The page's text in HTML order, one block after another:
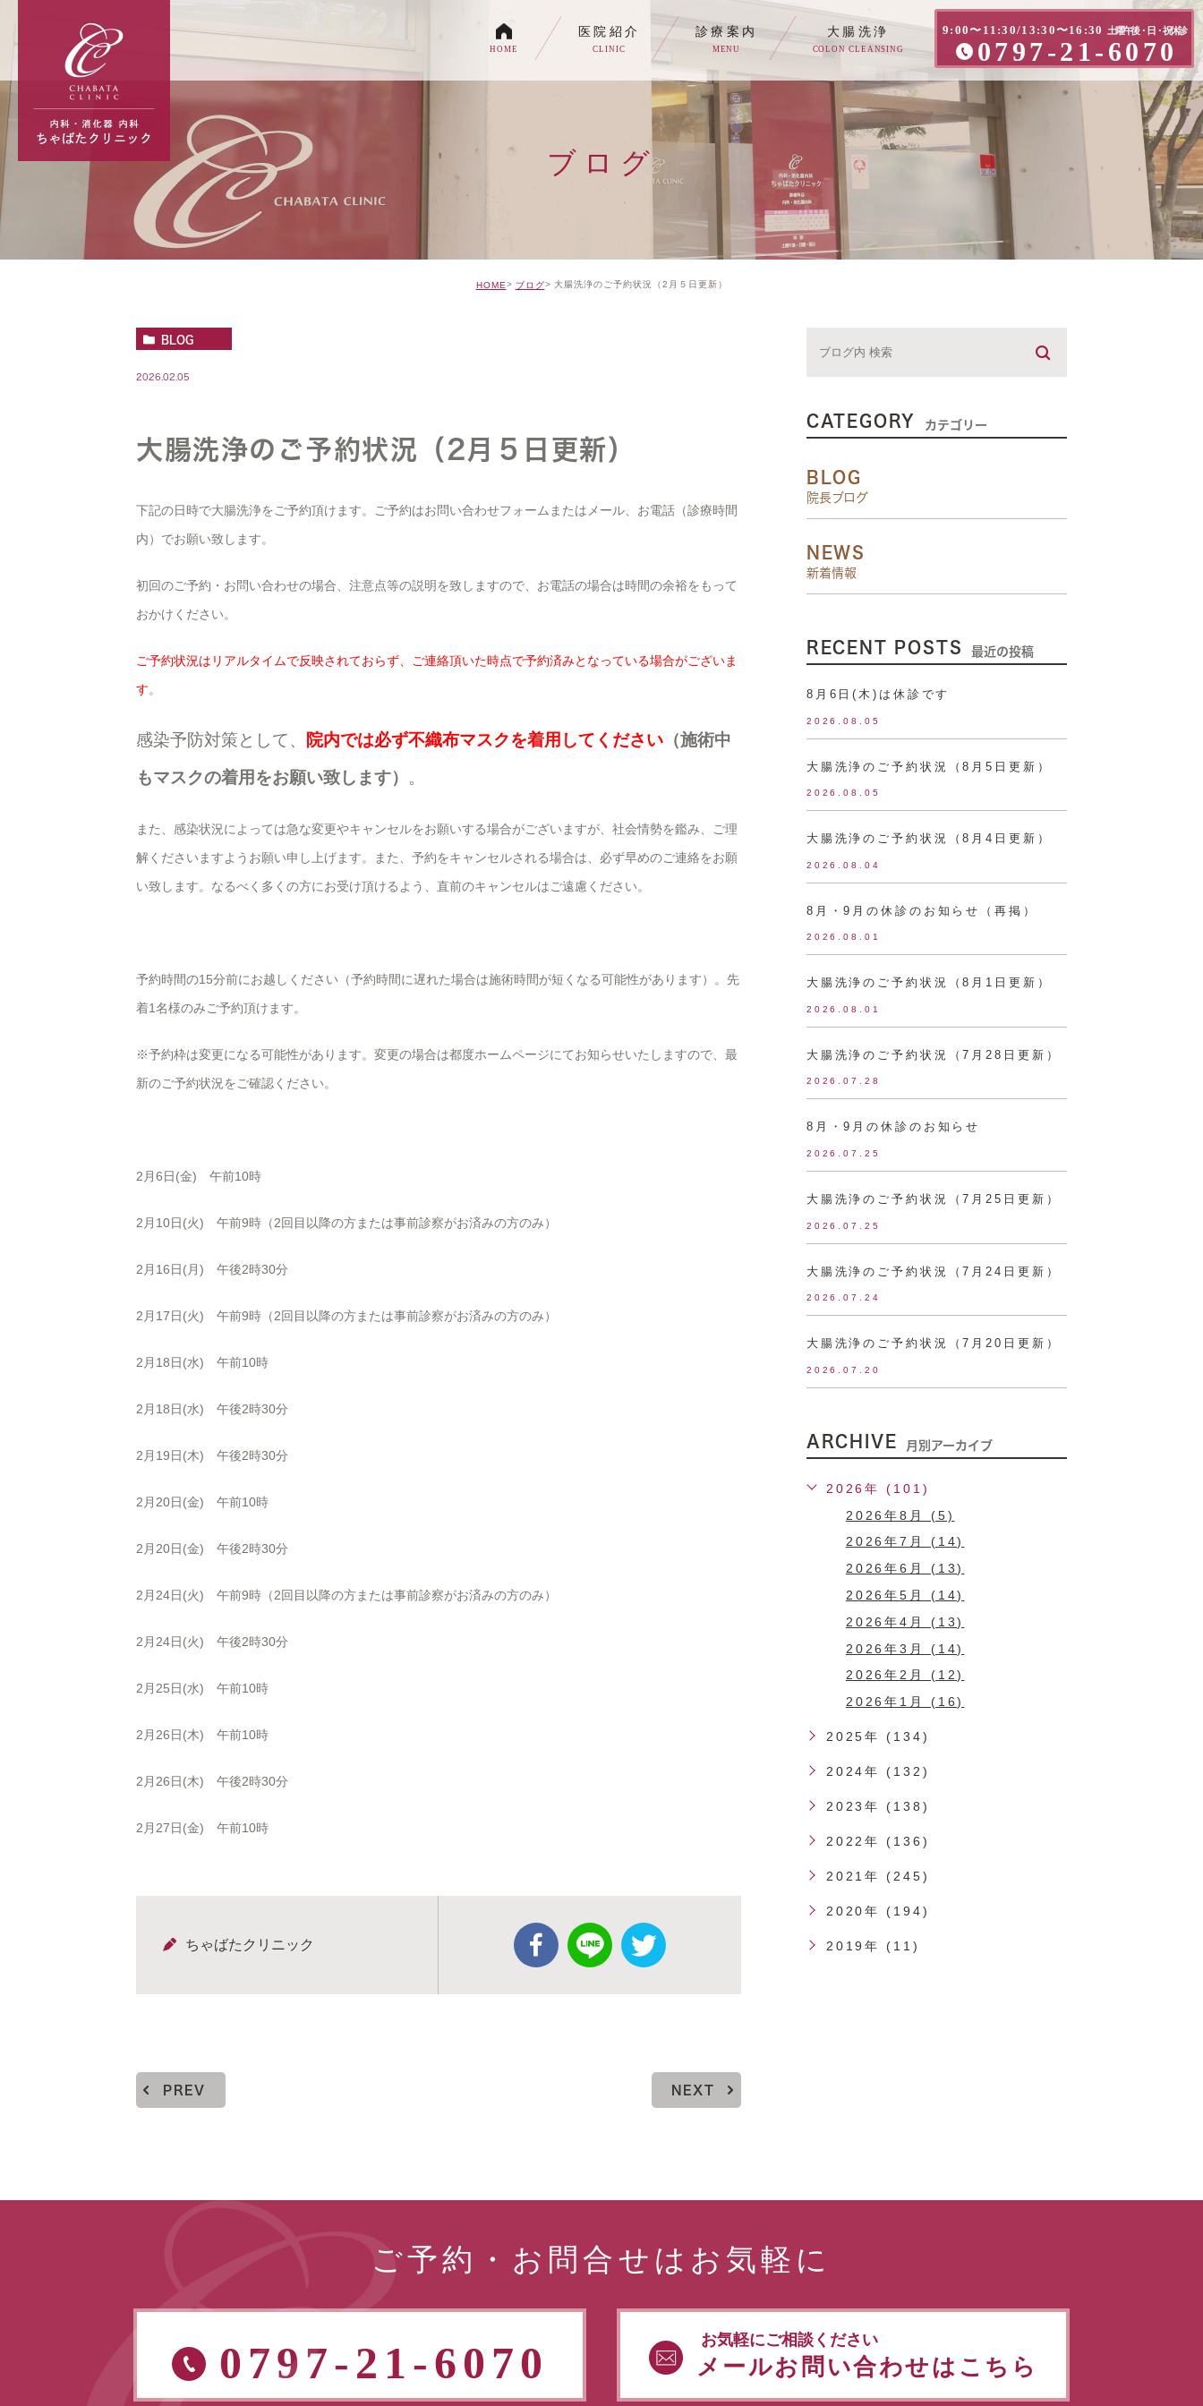
9:00〜11:30/13:30〜16:30 土曜午後・日・祝休診
0797-21-6070
HOME
医院紹介
CLINIC
診療案内
MENU
各種内視鏡検査について
生活習慣病
消化器内科・内科
トイレの症状でお悩みの方へ
大腸洗浄
COLON CLEANSING
ブログ
HOME ブログ 大腸洗浄のご予約状況（2月５日更新）
BLOG
2026.02.05
大腸洗浄のご予約状況（2月５日更新）
下記の日時で大腸洗浄をご予約頂けます。ご予約はお問い合わせフォームまたはメール、お電話（診療時間
内）でお願い致します。
初回のご予約・お問い合わせの場合、注意点等の説明を致しますので、お電話の場合は時間の余裕をもって
おかけください。
ご予約状況はリアルタイムで反映されておらず、ご連絡頂いた時点で予約済みとなっている場合がございま
す。
感染予防対策として、 院内では必ず不織布マスクを着用してください （施術中
もマスクの着用をお願い致します） 。
また、感染状況によっては急な変更やキャンセルをお願いする場合がございますが、社会情勢を鑑み、ご理
解くださいますようお願い申し上げます。また、予約をキャンセルされる場合は、必ず早めのご連絡をお願
い致します。なるべく多くの方にお受け頂けるよう、直前のキャンセルはご遠慮ください。
予約時間の15分前にお越しください（予約時間に遅れた場合は施術時間が短くなる可能性があります）。先
着1名様のみご予約頂けます。
※予約枠は変更になる可能性があります。変更の場合は都度ホームページにてお知らせいたしますので、最
新のご予約状況をご確認ください。
2月6日(金) 午前10時
2月10日(火) 午前9時（2回目以降の方または事前診察がお済みの方のみ）
2月16日(月) 午後2時30分
2月17日(火) 午前9時（2回目以降の方または事前診察がお済みの方のみ）
2月18日(水) 午前10時
2月18日(水) 午後2時30分
2月19日(木) 午後2時30分
2月20日(金) 午前10時
2月20日(金) 午後2時30分
2月24日(火) 午前9時（2回目以降の方または事前診察がお済みの方のみ）
2月24日(火) 午後2時30分
2月25日(水) 午前10時
2月26日(木) 午前10時
2月26日(木) 午後2時30分
2月27日(金) 午前10時
ちゃばたクリニック
PREV NEXT
CATEGORY カテゴリー
BLOG
院長ブログ
NEWS
新着情報
RECENT POSTS 最近の投稿
8月6日(木)は休診です
2026.08.05
大腸洗浄のご予約状況（8月5日更新）
2026.08.05
大腸洗浄のご予約状況（8月4日更新）
2026.08.04
8月・9月の休診のお知らせ（再掲）
2026.08.01
大腸洗浄のご予約状況（8月1日更新）
2026.08.01
大腸洗浄のご予約状況（7月28日更新）
2026.07.28
8月・9月の休診のお知らせ
2026.07.25
大腸洗浄のご予約状況（7月25日更新）
2026.07.25
大腸洗浄のご予約状況（7月24日更新）
2026.07.24
大腸洗浄のご予約状況（7月20日更新）
2026.07.20
ARCHIVE 月別アーカイブ
2026年 (101)
2026年8月 (5)
2026年7月 (14)
2026年6月 (13)
2026年5月 (14)
2026年4月 (13)
2026年3月 (14)
2026年2月 (12)
2026年1月 (16)
2025年 (134)
2024年 (132)
2023年 (138)
2022年 (136)
2021年 (245)
2020年 (194)
2019年 (11)
ご予約・お問合せはお気軽に
0797-21-6070 お気軽にご相談ください
メールお問い合わせはこちら